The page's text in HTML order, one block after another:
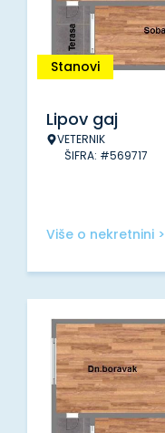
Stanovi
Lipov gaj
VETERNIK
ŠIFRA: #569717
Više o nekretnini >